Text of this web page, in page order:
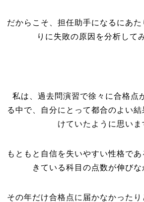
だからこそ、担任助手になるにあ
りに失敗の原因を分析して
私は、過去問演習で徐々に合格点
る中で、 自分にとって都合のよい
けていたように思いま
もともと自信を失いやすい性格で
きている科目の点数が伸びな
その年だけ合格点に届かなかった